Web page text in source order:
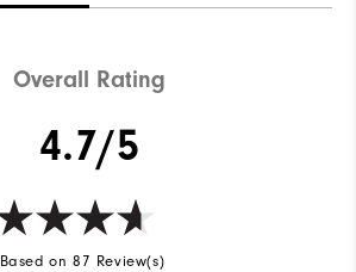
Overall Rating
4.7/5
Based on 87 Review(s)